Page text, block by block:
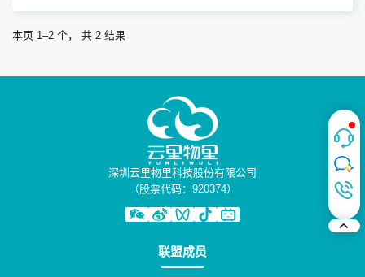
本页 1–2 个， 共 2 结果
深圳云里物里科技股份有限公司
（股票代码：920374）
联盟成员